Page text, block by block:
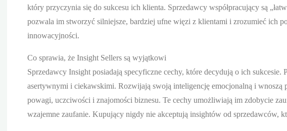
który przyczynia się do sukcesu ich klienta. Sprzedawcy współpracujący są
pozwala im stworzyć silniejsze, bardziej ufne więzi z klientami i zrozumieć ich
innowacyjności.
Co sprawia, że Insight Sellers są wyjątkowi
Sprzedawcy Insight posiadają specyficzne cechy, które decydują o ich
asertywnymi i ciekawskimi. Rozwijają swoją inteligencję emocjonalną i wnoszą
powagi, uczciwości i znajomości biznesu. Te cechy umożliwiają im zdobycie
wzajemne zaufanie. Kupujący nigdy nie akceptują insightów od sprzedawców,